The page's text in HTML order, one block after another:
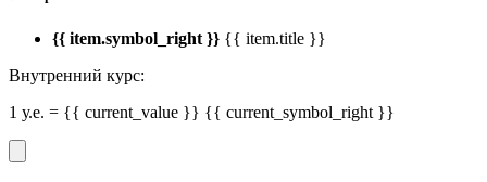
{{ item.symbol_right }} {{ item.title }}
Внутренний курс:
1 у.е. = {{ current_value }} {{ current_symbol_right }}